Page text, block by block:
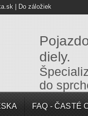
Do záložiek
diely.
do
FAQ - ČASTÉ